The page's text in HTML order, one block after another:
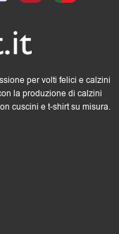
per volti felici e calzini
la produzione di calzini
cuscini e t-shirt su misura.